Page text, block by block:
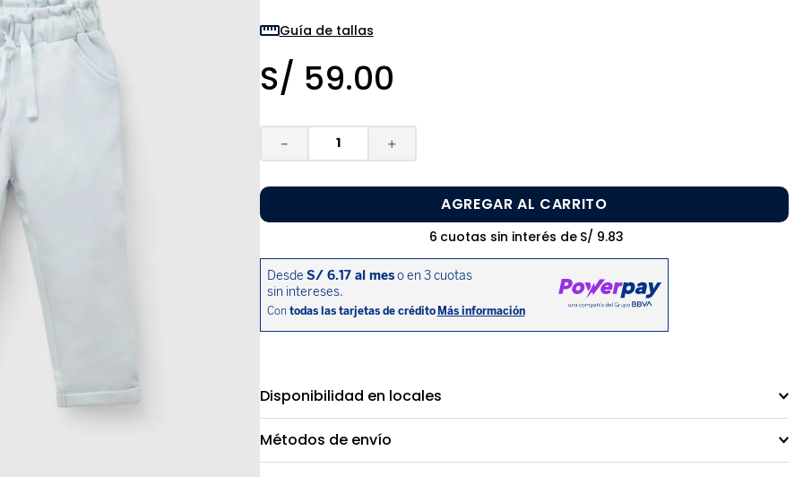
Guía de tallas
S/ 59.00
＋
－
AGREGAR AL CARRITO
6 cuotas sin interés de S/ 9.83
Disponibilidad en locales
Métodos de envío
10. sandalias niño